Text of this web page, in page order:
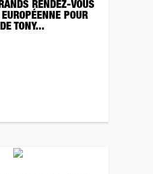
RENDEZ-VOUS
POUR
TONY...